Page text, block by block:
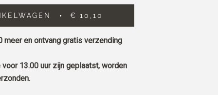
€ 10,10
meer en ontvang gratis verzending
13.00 uur zijn geplaatst, worden